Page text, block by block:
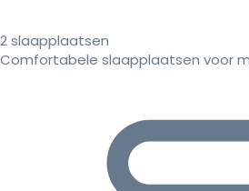
2 slaapplaatsen
Comfortabele slaapplaatsen voor